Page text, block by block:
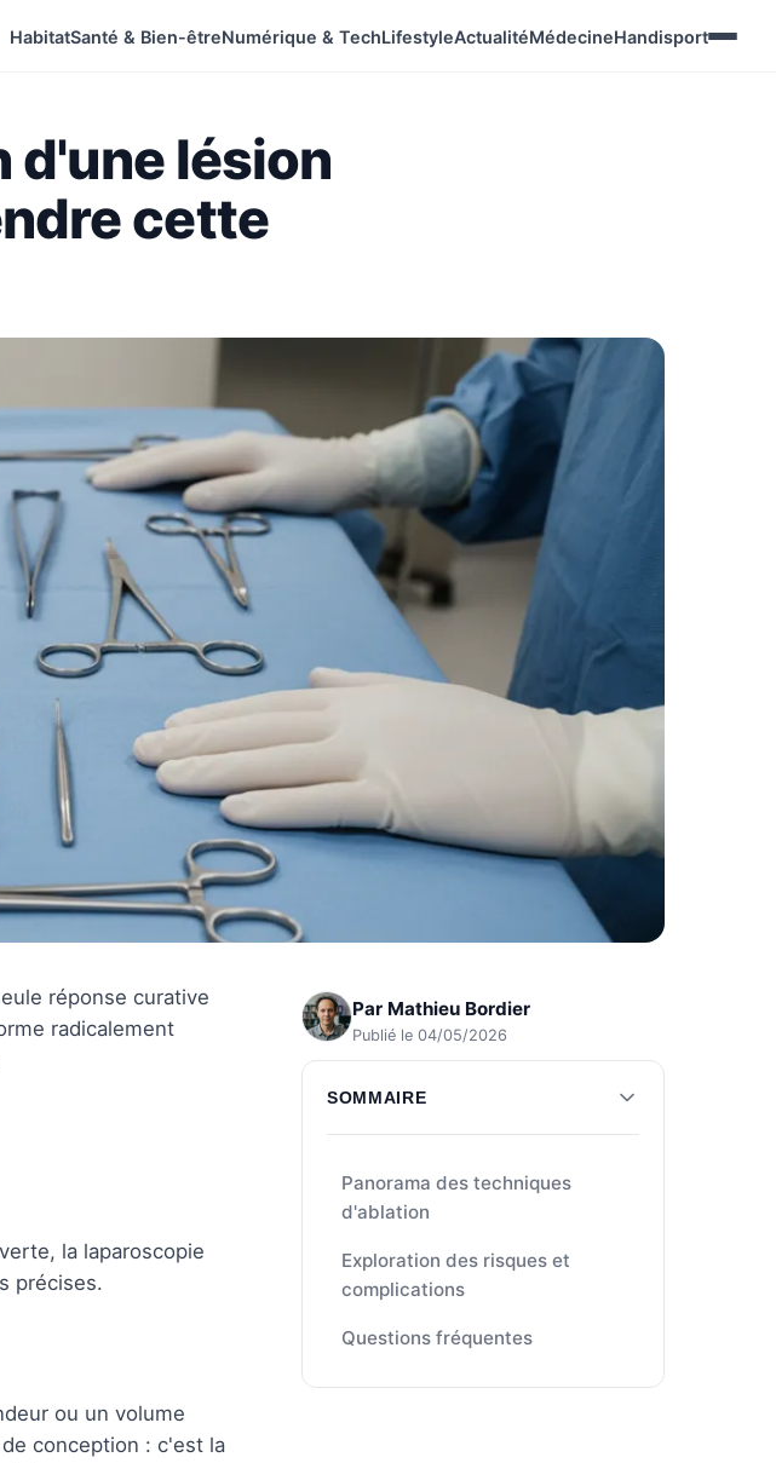
HabitatSanté & Bien-êtreNumérique & TechLifestyleActualitéMédecineHandisport
d'une lésion
cette
Par Mathieu Bordier
Publié le 04/05/2026
SOMMAIRE
Panorama des techniques
d'ablation
Exploration des risques et
complications
Questions fréquentes
réponse curative
radicalement
la laparoscopie
précises.
ou un volume
conception : c'est la